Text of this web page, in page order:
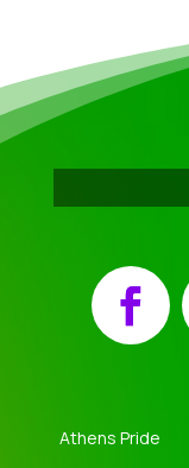
Facebook
Athens Pride